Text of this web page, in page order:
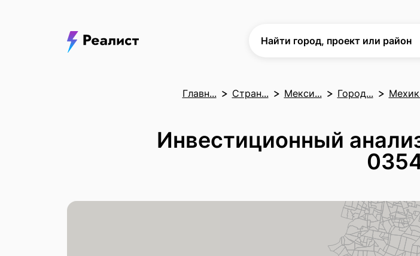
Найти город, проект или район
Главн... Стран... Мекси... Город...
Инвестиционный